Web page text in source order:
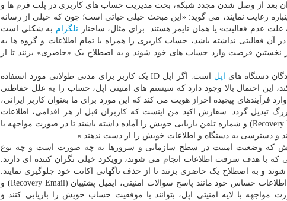
بعد از وصل شدن مجدد شبکه، بحث مدیریت حساب های کاربری در پلت فرم ها و
رعایت نمایند، می گوید: «این مبحث خیلی حیاتی است؛ چون که خیلی از رسانه
عدم فعالیت» یا همان تایمر هستند. برای مثال، ساختار تلگرام به شکلی است
تنظیمات حساب) در آن فعالیتی نداشته باشد، حساب کاربری را همراه با تمام اطلاعات و گروه ها به
نخستین فرصت وارد حساب های خود شوند و به اصطلاح یک «حاضری» بزنند تا از
دستگاه های
اپل
است. اگر اپل ID یک کاربر برای مدتی طولانی مورد استفاده
این احتمال بالا وجود دارد که سیستم های امنیتی اپل، حساب را به علل حفاظتی
فرآیندهای پیچیده احراز هویت می کند که این مورد برای ما بعنوان کاربر ایرانی،
تبدیل گردد. سفارش اکید من اینست که کاربران قبل از هر اقدامی، اطلاعات
حساس خود مانند پاسخ سوالات امنیتی، ایمیل پشتیبان (Recovery Email) و شماره تلفن بازیابی خویش را آماده داشته باشند تا در صورت مواجهه با
و دسترسی به دستگاه و اطلاعات خویش را از دست ندهند.»
که وضعیت امنیت در سطح سازمانی و سرورها به چه صورت است و چه نوع
که با هدف سرقت اطلاعات انجام می شوند، رویکرد خیلی نگران کننده ای دارند.
و به اصطلاح یک حاضری بزنند تا از حذف ناگهانی اکانت خود جلوگیری نمایند.
سفارش اکید من این است که کاربران پیش از هر اقدامی، اطلاعات حساس خود مانند پاسخ سوالات امنیتی، ایمیل پشتیبان (Recovery Email) و
مواجهه با لایه امنیتی اپل، بتوانند با موفقیت حساب خویش را بازیابی کنند و